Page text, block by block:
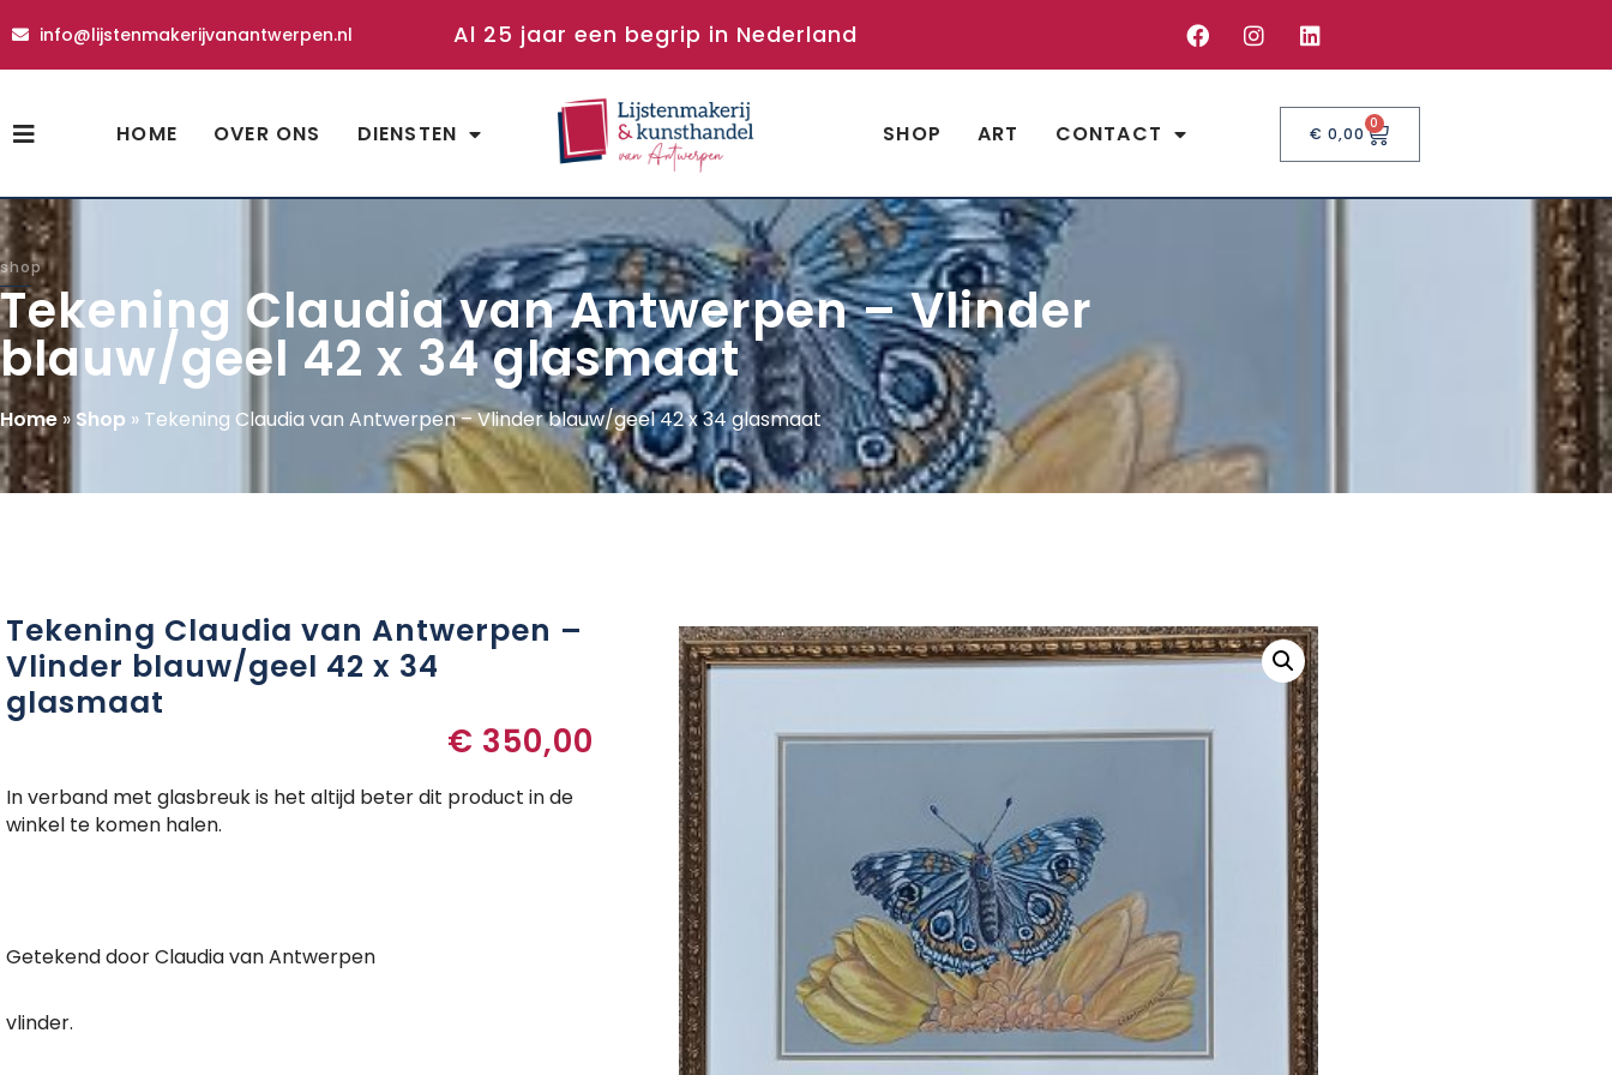
info@lijstenmakerijvanantwerpen.nl Al 25 jaar een begrip in Nederland
HOME OVER ONS DIENSTEN SHOP ART CONTACT € 0,00
0
shop
Tekening Claudia van Antwerpen – Vlinder
blauw/geel 42 x 34 glasmaat
Home» Shop » Tekening Claudia van Antwerpen – Vlinder blauw/geel 42 x 34 glasmaat
Tekening Claudia van Antwerpen –
Vlinder blauw/geel 42 x 34
glasmaat
€ 350,00
In verband met glasbreuk is het altijd beter dit product in de
winkel te komen halen.
Getekend door Claudia van Antwerpen
vlinder.